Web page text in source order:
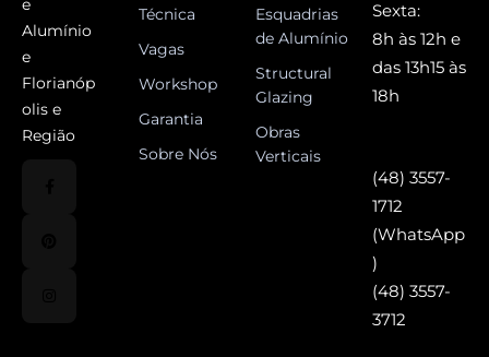
e
Alumínio
e
Florianóp
olis e
Região
Técnica
Vagas
Workshop
Garantia
Sobre Nós
Esquadrias
de Alumínio
Structural
Glazing
Obras
Verticais
Sexta:
8h às 12h e
das 13h15 às
18h
(48) 3557-
1712
(WhatsApp
)
(48) 3557-
3712